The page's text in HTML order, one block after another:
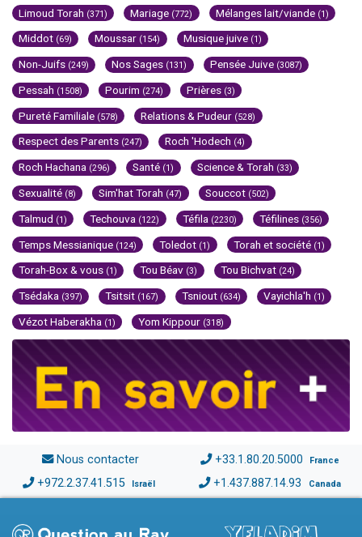
Limoud Torah (371) Mariage (772) Mélanges lait/viande (1)
Middot (69) Moussar (154) Musique juive (1)
Non-Juifs (249) Nos Sages (131) Pensée Juive (3087)
Pessah (1508) Pourim (274) Prières (3)
Pureté Familiale (578) Relations & Pudeur (528)
Respect des Parents (247) Roch 'Hodech (4)
Roch Hachana (296) Santé (1) Science & Torah (33)
Sexualité (8) Sim'hat Torah (47) Souccot (502)
Talmud (1) Techouva (122) Téfila (2230) Téfilines (356)
Temps Messianique (124) Toledot (1) Torah et société (1)
Torah-Box & vous (1) Tou Béav (3) Tou Bichvat (24)
Tsédaka (397) Tsitsit (167) Tsniout (634) Vayichla'h (1)
Vézot Haberakha (1) Yom Kippour (318)
Nous contacter +33.1.80.20.5000 France
+972.2.37.41.515 Israël +1.437.887.14.93 Canada